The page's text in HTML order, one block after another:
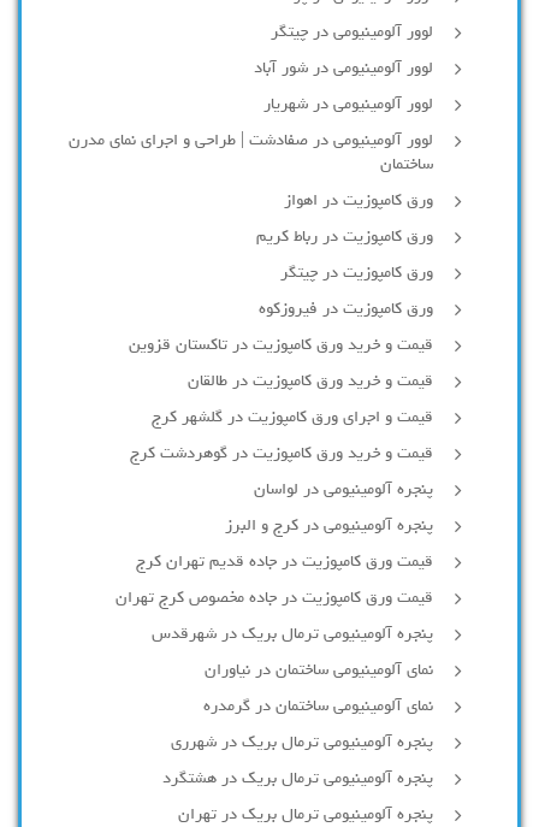
لوور آلومینیومی در چیتگر
لوور آلومینیومی در شور آباد
لوور آلومينيومي در شهريار
لوور آلومینیومی در صفادشت | طراحی و اجرای نمای مدرن
ساختمان
ورق کامپوزیت در اهواز
ورق کامپوزیت در رباط کریم
ورق کامپوزیت در چیتگر
ورق کامپوزیت در فیروزکوه
قیمت و خرید ورق کامپوزیت در تاکستان قزوین
قیمت و خرید ورق کامپوزیت در طالقان
قیمت و اجرای ورق کامپوزیت در گلشهر کرج
قیمت و خرید ورق کامپوزیت در گوهردشت کرج
پنجره آلومینیومی در لواسان
پنجره آلومینیومی در کرج و البرز
قیمت ورق کامپوزیت در جاده قدیم تهران کرج
قیمت ورق کامپوزیت در جاده مخصوص کرج تهران
پنجره آلومینیومی ترمال بریک در شهرقدس
نمای آلومینیومی ساختمان در نیاوران
نمای آلومینیومی ساختمان در گرمدره
پنجره آلومینیومی ترمال بریک در شهرری
پنجره آلومینیومی ترمال بریک در هشتگرد
پنجره آلومینیومی ترمال بریک در تهران